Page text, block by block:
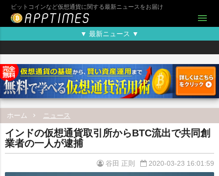
ビットコインなど仮想通貨に関する最新ニュースをお届け
menu
▼ 最新ニュース ▼
ホーム ニュース
インドの仮想通貨取引所からBTC流出で共同創
業者の一人が逮捕
谷田 正則 2020-03-23 16:01:59